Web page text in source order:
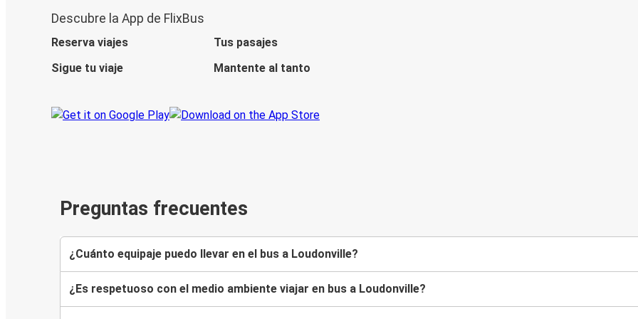
Descubre la App de FlixBus
Reserva viajes
Tus pasajes
Sigue tu viaje
Mantente al tanto
Preguntas frecuentes
¿Cuánto equipaje puedo llevar en el bus a Loudonville?
¿Es respetuoso con el medio ambiente viajar en bus a Loudonville?